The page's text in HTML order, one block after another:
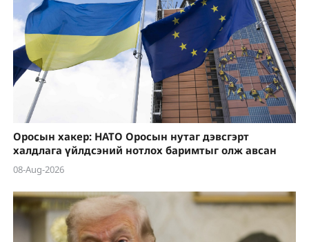
Оросын хакер: НАТО Оросын нутаг дэвсгэрт
халдлага үйлдсэний нотлох баримтыг олж авсан
08-Aug-2026